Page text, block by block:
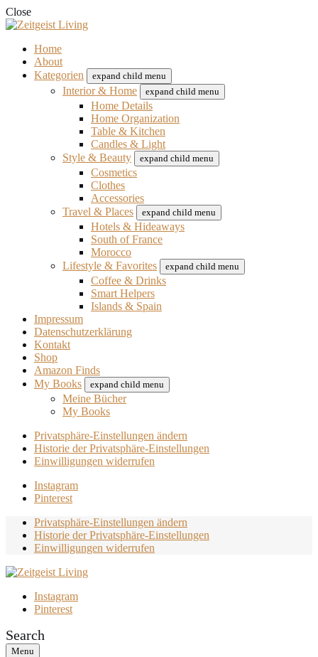
Close
Home
About
Kategorien
expand child menu
Interior & Home expand child menu
Home Details
Home Organization
Table & Kitchen
Candles & Light
Style & Beauty
expand child menu
Cosmetics
Clothes
Accessories
Travel & Places
expand child menu
Hotels & Hideaways
South of France
Morocco
Lifestyle & Favorites
expand child menu
Coffee & Drinks
Smart Helpers
Islands & Spain
Impressum
Datenschutzerklärung
Kontakt
Shop
Amazon Finds
My Books
expand child menu
Meine Bücher
My Books
Privatsphäre-Einstellungen ändern
Historie der Privatsphäre-Einstellungen
Einwilligungen widerrufen
Instagram
Pinterest
Privatsphäre-Einstellungen ändern
Historie der Privatsphäre-Einstellungen
Einwilligungen widerrufen
Instagram
Pinterest
Search
Menu